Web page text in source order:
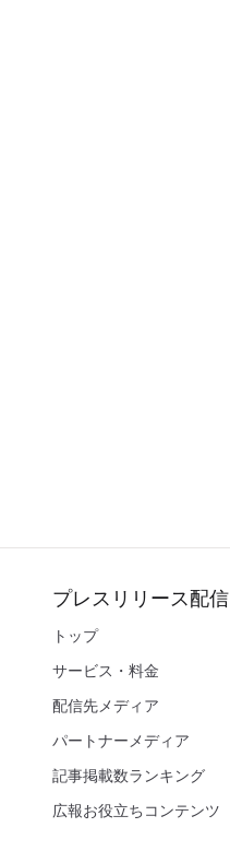
プレスリリース配信
トップ
サービス・料金
配信先メディア
パートナーメディア
記事掲載数ランキング
広報お役立ちコンテンツ